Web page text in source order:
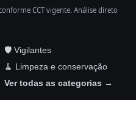
CCT vigente. Análise direto
🛡️ Vigilantes
🧹 Limpeza e conservação
Ver todas as categorias →